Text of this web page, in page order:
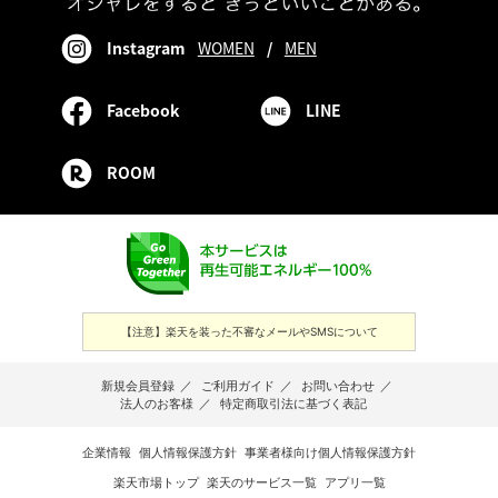
Instagram WOMEN / MEN
Facebook LINE
ROOM
【注意】楽天を装った不審なメールやSMSについて
新規会員登録 ／ ご利用ガイド ／ お問い合わせ ／
法人のお客様 ／ 特定商取引法に基づく表記
企業情報 個人情報保護方針 事業者様向け個人情報保護方針
楽天市場トップ 楽天のサービス一覧 アプリ一覧